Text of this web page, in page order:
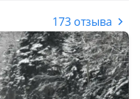
173 отзыва